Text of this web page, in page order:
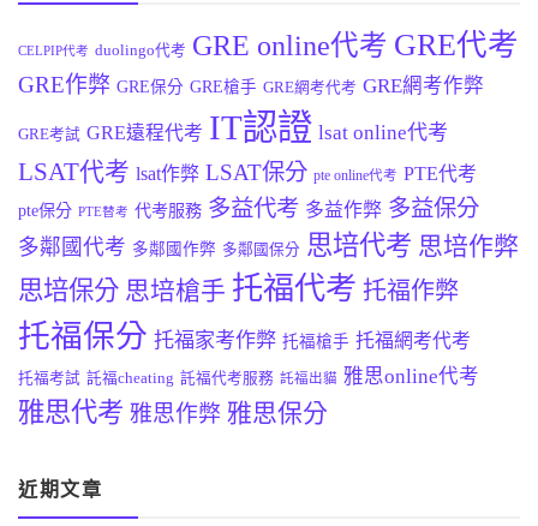
CELPIP代考 duolingo代考 GRE online代考 GRE代考
GRE作弊 GRE保分 GRE槍手 GRE網考代考 GRE網考作弊
GRE考試 GRE遠程代考 IT認證 lsat online代考
LSAT代考 lsat作弊 LSAT保分 pte online代考 PTE代考
pte保分 PTE替考 代考服務 多益代考 多益作弊 多益保分
多鄰國代考 多鄰國作弊 多鄰國保分 思培代考 思培作弊
思培保分 思培槍手 托福代考 托福作弊
托福保分 托福家考作弊 托福槍手 托福網考代考
托福考試 託福cheating 託福代考服務 託福出貓 雅思online代考
雅思代考 雅思作弊 雅思保分
近期文章